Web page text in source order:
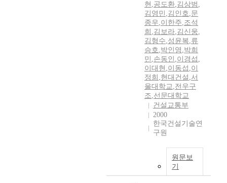
현 ,공도환,김상범 ,
김영민 ,김인호,문
종우,이한주,조석
희 ,김보라,김신웅,
김형수,성윤복,류
승호,박인영 ,박희
민 ,손동인 ,이경섭 ,
이대현 ,이동섭 ,이
정희 ,현대건설 ,서
울대학교,전우구
조,선문대학교
건설교통부
2000
한국건설기술연
구원
원문보
기